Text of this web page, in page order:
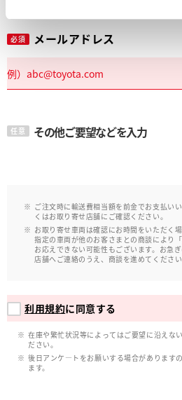
必須 メールアドレス
任意 その他ご要望などを入力
ご注文時に輸送費相当額を前金でお支払い
くはお取り寄せ店舗にご確認ください。
お取り寄せ車両は確認にお時間をいただく
指定の車両が他のお客さまとの商談により
お応えできない可能性もございます。お急
店舗へご連絡のうえ、商談を進めてください
利用規約に同意する
在庫や繁忙状況等によってはご要望に沿えな
ださい。
後日アンケ―トをお願いする場合があります
ます。